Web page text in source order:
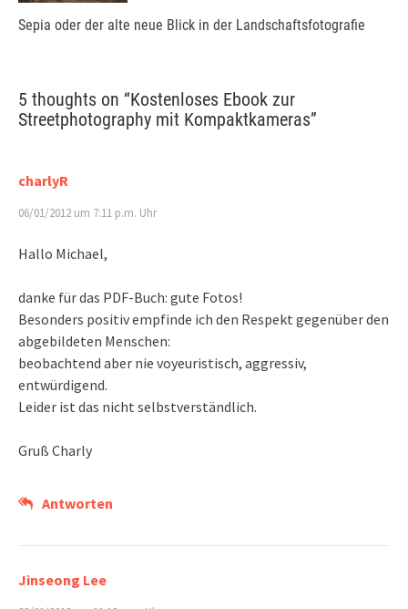
Sepia oder der alte neue Blick in der Landschaftsfotografie
5 thoughts on “Kostenloses Ebook zur
Streetphotography mit Kompaktkameras”
charlyR
06/01/2012 um 7:11 p.m. Uhr
Hallo Michael,
danke für das PDF-Buch: gute Fotos!
Besonders positiv empfinde ich den Respekt gegenüber den
abgebildeten Menschen:
beobachtend aber nie voyeuristisch, aggressiv,
entwürdigend.
Leider ist das nicht selbstverständlich.
Gruß Charly
Antworten
Jinseong Lee